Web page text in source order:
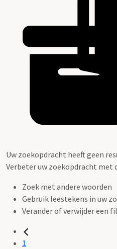
Uw zoekopdracht heeft geen
Verbeter uw zoekopdracht met
Zoek met andere woorden
Gebruik leestekens in uw
Verander of verwijder een
1